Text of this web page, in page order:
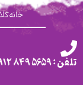
خانه
تلفن : 5659 849 0912